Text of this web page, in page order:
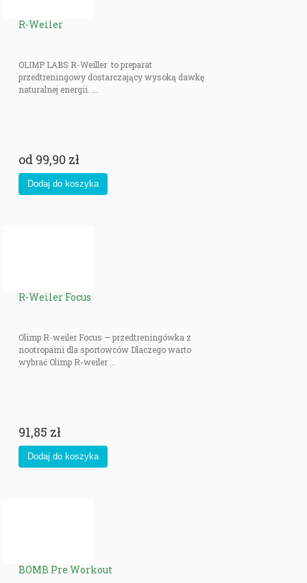
R-Weiler
OLIMP LABS R-Weiller to preparat
przedtreningowy dostarczający wysoką dawkę
naturalnej energii. ...
od 99,90 zł
R-Weiler Focus
Olimp R-weiler Focus — przedtreningówka z
nootropami dla sportowców Dlaczego warto
wybrać Olimp R-weiler ...
91,85 zł
BOMB Pre Workout